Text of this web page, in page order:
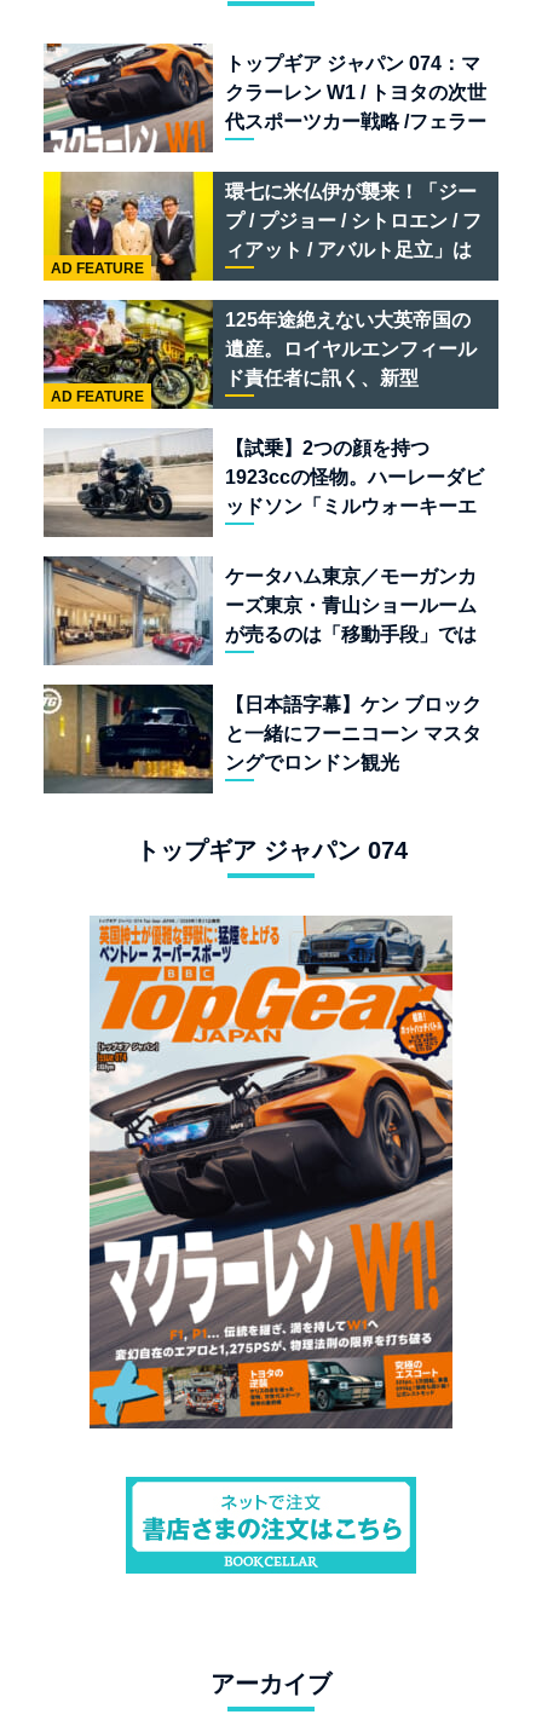
トップギア ジャパン 074：マ
クラーレン W1 / トヨタの次世
代スポーツカー戦略 /フェラー
リオ /ベントレー スーパース
ポーツ
環七に米仏伊が襲来！「ジー
プ / プジョー / シトロエン / フ
ィアット / アバルト足立」は
クルマのセレクトショップで
ある
AD FEATURE
125年途絶えない大英帝国の
遺産。ロイヤルエンフィール
ド責任者に訊く、新型
「BULLET 650」と“時間の
質”を愛する理由
AD FEATURE
【試乗】2つの顔を持つ
1923ccの怪物。ハーレーダビ
ッドソン「ミルウォーキーエ
ケータハム東京／モーガンカ
ーズ東京・青山ショールーム
が売るのは「移動手段」では
【日本語字幕】ケン ブロック
と一緒にフーニコーン マスタ
ングでロンドン観光
トップギア ジャパン 074
アーカイブ